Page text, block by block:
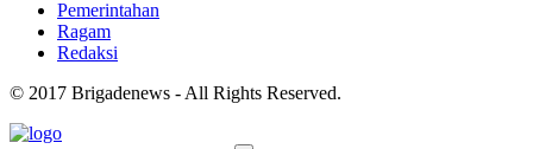
Pemerintahan
Ragam
Redaksi
© 2017 Brigadenews - All Rights Reserved.